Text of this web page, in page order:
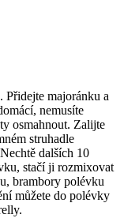
majoránku a
nemusíte
osmahnout. Zalijte
struhadle
dalších 10
stačí ji rozmixovat
brambory polévku
můžete do polévky